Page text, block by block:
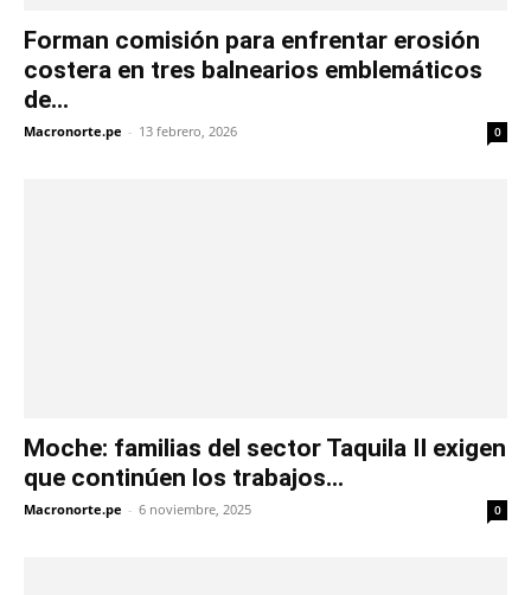
Forman comisión para enfrentar erosión
costera en tres balnearios emblemáticos
de...
Macronorte.pe - 13 febrero, 2026 0
Moche: familias del sector Taquila II exigen
que continúen los trabajos...
Macronorte.pe - 6 noviembre, 2025 0